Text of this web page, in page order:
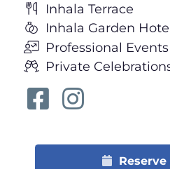
Inhala Terrace
Inhala Garden
Professional Events
Private